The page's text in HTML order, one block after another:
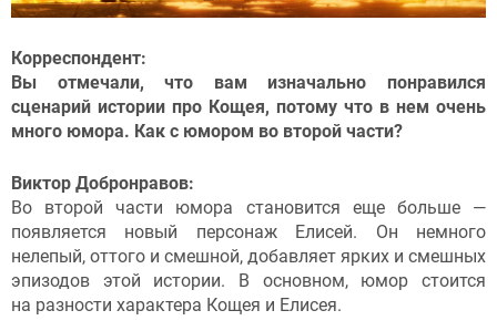
Корреспондент:
Вы отмечали, что вам изначально понравился
сценарий истории про Кощея, потому что в нем очень
много юмора. Как с юмором во второй части?
Виктор Добронравов:
Во второй части юмора становится еще больше —
появляется новый персонаж Елисей. Он немного
нелепый, оттого и смешной, добавляет ярких и смешных
эпизодов этой истории. В основном, юмор стоится
на разности характера Кощея и Елисея.